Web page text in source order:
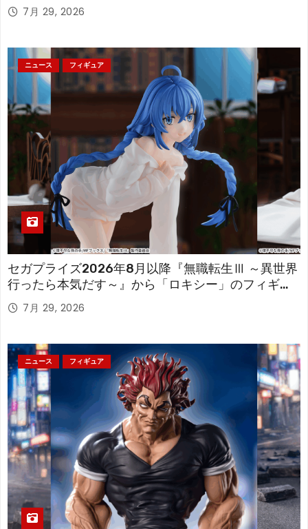
「フリーレン」を立体化！
7月 29, 2026
ニュース フィギュア
セガプライズ2026年8月以降『無職転生Ⅲ ～異世界
行ったら本気だす～』から「ロキシー」のフィギュ
アが登場！
7月 29, 2026
ニュース フィギュア